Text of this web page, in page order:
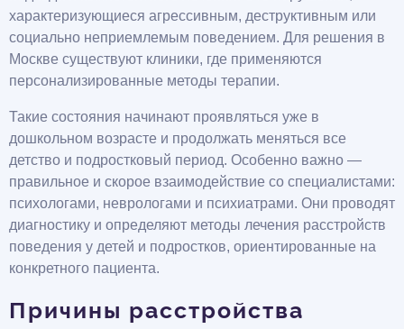
характеризующиеся агрессивным, деструктивным или
социально неприемлемым поведением. Для решения в
Москве существуют клиники, где применяются
персонализированные методы терапии.
Такие состояния начинают проявляться уже в
дошкольном возрасте и продолжать меняться все
детство и подростковый период. Особенно важно —
правильное и скорое взаимодействие со специалистами:
психологами, неврологами и психиатрами. Они проводят
диагностику и определяют методы лечения расстройств
поведения у детей и подростков, ориентированные на
конкретного пациента.
Причины расстройства